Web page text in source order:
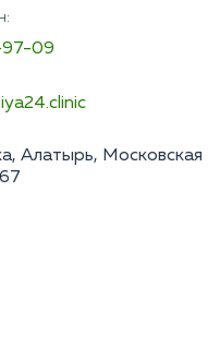
09
Алатырь, Московская